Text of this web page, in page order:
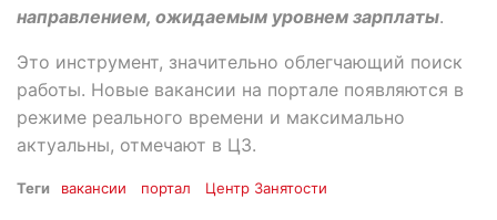
направлением, ожидаемым уровнем зарплаты.
Это инструмент, значительно облегчающий поиск
работы. Новые вакансии на портале появляются в
режиме реального времени и максимально
актуальны, отмечают в ЦЗ.
Теги вакансии портал Центр Занятости